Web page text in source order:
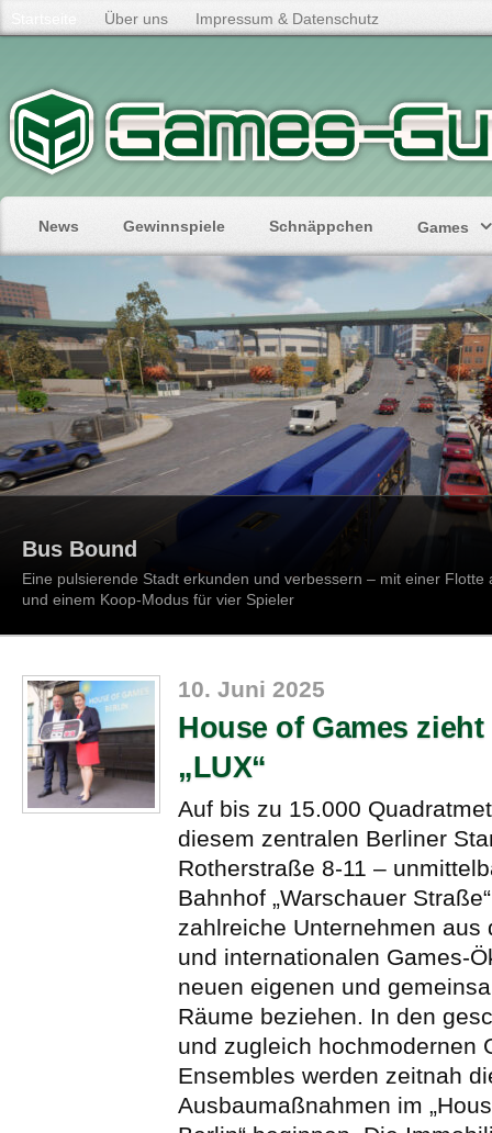
Über uns Impressum & Datenschutz
News Gewinnspiele Schnäppchen Games
Bus Bound
Eine pulsierende Stadt erkunden und verbessern – mit einer
und einem Koop-Modus für vier Spieler
10. Juni 2025
House of Games
„LUX“
Auf bis zu 15.000
diesem zentralen Berliner
Rotherstraße 8-11 –
Bahnhof „Warschauer
zahlreiche Unternehmen aus
und internationalen Games-
neuen eigenen und
Räume beziehen. In den
und zugleich hochmodernen
Ensembles werden zeitnah
Ausbaumaßnahmen im